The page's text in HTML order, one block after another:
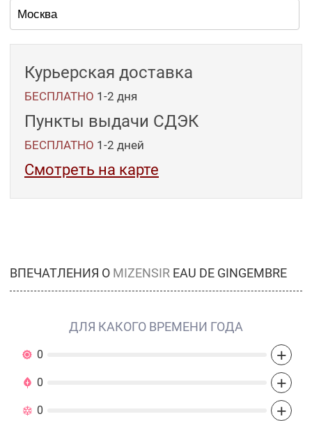
Курьерская доставка
БЕСПЛАТНО 1-2 дня
Пункты выдачи СДЭК
БЕСПЛАТНО 1-2 дней
Смотреть на карте
ВПЕЧАТЛЕНИЯ О MIZENSIR EAU DE GINGEMBRE
ДЛЯ КАКОГО ВРЕМЕНИ ГОДА
0 +
0 +
0 +